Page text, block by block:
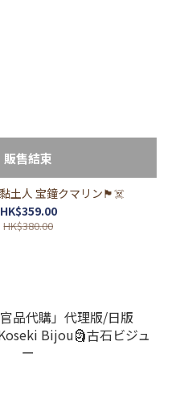
販售結束
「官品代購」黏土人 宝鐘クマリン🏴‍☠️
HK$359.00
HK$380.00